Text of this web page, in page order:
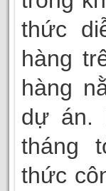
thức
hàng
hàng
dự án.
tháng
thức